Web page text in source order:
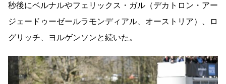
秒後にベルナルやフェリックス・ガル（デカトロン・アー
ジェードゥーゼールラモンディアル、オーストリア）、ロ
グリッチ、ヨルゲンソンと続いた。